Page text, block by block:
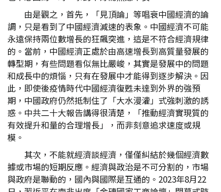
由是觀之，首先，「見頂論」等唱衰中國經濟的論
調，只是看到了中國經濟減速的表象。中國經濟不可能
永遠保持兩位數增長的狂飆突進，這是不符合經濟規律
的。當前，中國經濟正處於由高速增長到高質量發展的
轉型期，有些問題看似無比嚴峻，其實是發展中的問題
和成長中的煩惱，只有在發展中才能得到逐步解決。因
此，即使後疫情時代中國經濟復甦未達到外界的強預
期，中國政府仍然抵制住了「大水漫灌」式強刺激的誘
惑。中共二十大報告講得很清楚，「推動經濟實現質的
有效提升和量的合理增長」，而非刻意追求速度或規
模。
其次，不能就經濟談經濟，僅僅糾結於幾個經濟數
據或市場的短期反應。經濟與政治是不可分割的，市場
與政府是聯動的，國內與國際是互通的。2023年8月22